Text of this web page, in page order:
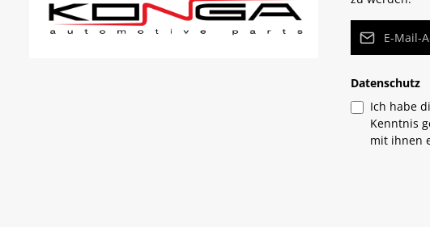
E-Mail-Adresse*
Datenschutz
Ich habe
Kenntnis
mit ihnen